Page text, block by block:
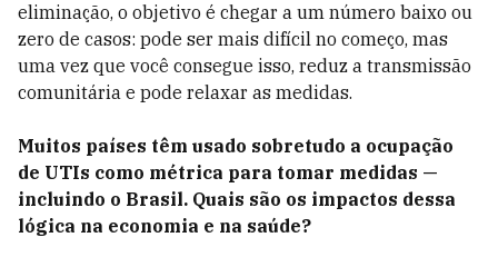
eliminação, o objetivo é chegar a um número baixo ou
zero de casos: pode ser mais difícil no começo, mas
uma vez que você consegue isso, reduz a transmissão
comunitária e pode relaxar as medidas.
Muitos países têm usado sobretudo a ocupação
de UTIs como métrica para tomar medidas —
incluindo o Brasil. Quais são os impactos dessa
lógica na economia e na saúde?